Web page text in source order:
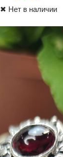
✖ Нет в наличии